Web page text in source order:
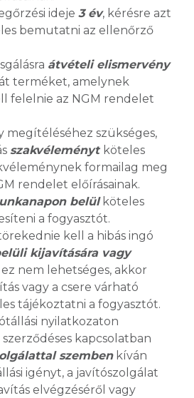
ideje 3 év, kérésre azt
bemutatni az ellenőrző
átvételi elismervény
terméket, amelynek
felelnie az NGM rendelet
megítéléséhez szükséges,
szakvéleményt köteles
formailag meg
rendelet előírásainak.
belülköteles
a fogyasztót.
kell a hibás ingó
kijavítására vagy
ez nem lehetséges, akkor
vagy a csere várható
tájékoztatni a fogyasztót.
nyilatkozaton
kapcsolatban
szembenkíván
igényt, a javítószolgálat
elvégzéséről vagy